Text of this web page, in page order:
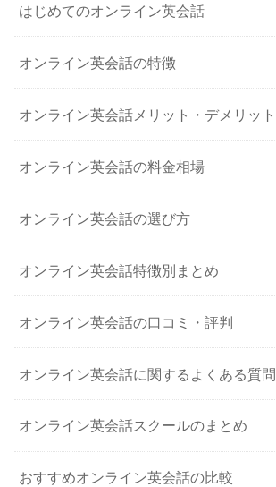
はじめてのオンライン英会話
オンライン英会話の特徴
オンライン英会話メリット・デメリット
オンライン英会話の料金相場
オンライン英会話の選び方
オンライン英会話特徴別まとめ
オンライン英会話の口コミ・評判
オンライン英会話に関するよくある質問
オンライン英会話スクールのまとめ
おすすめオンライン英会話の比較